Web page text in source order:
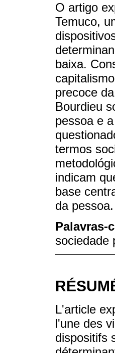
O artigo
Temuco,
baixa.
precoce
Bourdieu
pessoa e
termos
indicam
base
da pessoa.
Palavras-
sociedade
L'article
l'une des
dispositifs